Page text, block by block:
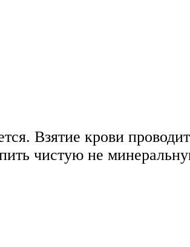
Взятие крови
чистую не